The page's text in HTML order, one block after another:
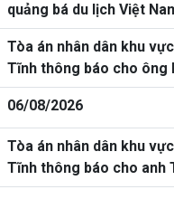
quảng bá du lịch Việt
Tòa án nhân dân khu
Tĩnh thông báo cho ông
Thắng, sinh năm 2005
06/08/2026
Tòa án nhân dân khu
Tĩnh thông báo cho anh
Thanh, sinh năm 1988.